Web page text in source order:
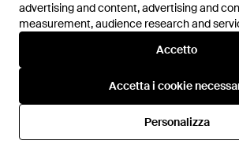
advertising and content, advertising and
measurement, audience research and
Accetto
Accetta i cookie
Personalizza
advertising and content, advertising and
measurement, audience research and
Accetto
Accetta i cookie
Personalizza
390 € 330 €